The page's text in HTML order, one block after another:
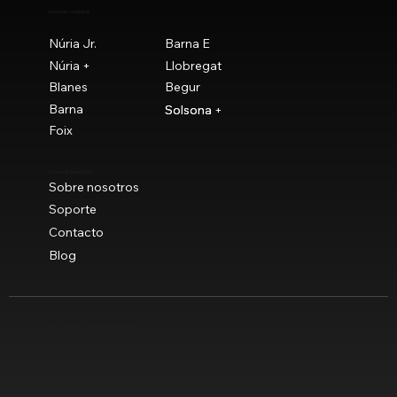
Núria Jr.
Barna E
Núria +
Llobregat
Blanes
Begur
Barna
Solsona
Foix
Solsona +
Sobre nosotros
Soporte
Contacto
Blog